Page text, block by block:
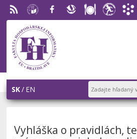
RSS EU v
Bratislave
FacebookSlovenskáStravovanie
SK EN
Vyhláška o pravidlách,